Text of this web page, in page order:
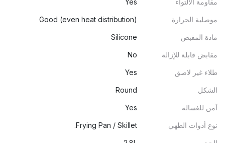
مقاومة الالتواء Yes
موصلية الحرارة Good (even heat distribution)
مادة المقبض Silicone
مقابض قابلة للإزالة No
طلاء غير لاصق Yes
الشكل Round
آمن للغسالة Yes
نوع أدوات الطهي Frying Pan / Skillet.